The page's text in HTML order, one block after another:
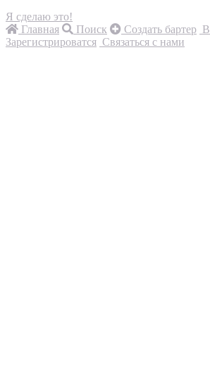
Я сделаю это!
Главная
Поиск Создать бартер
Зарегистрироватся Связаться с нами